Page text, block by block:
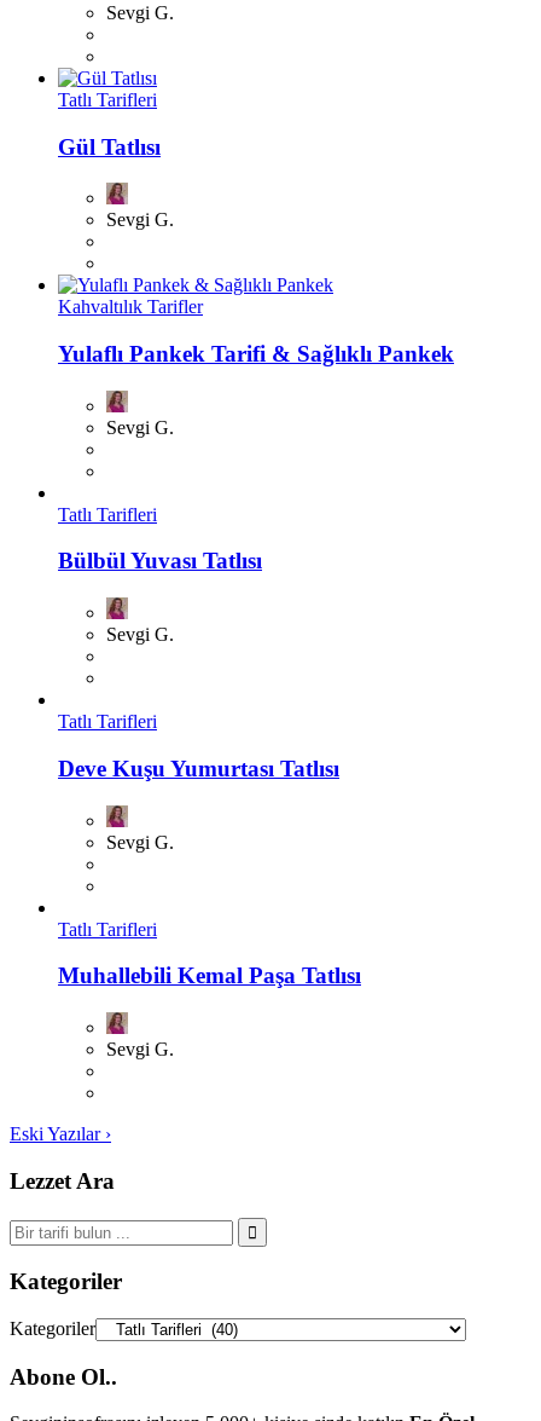
Sevgi G.
Tatlı Tarifleri
Gül Tatlısı
Sevgi G.
Kahvaltılık Tarifler
Yulaflı Pankek Tarifi & Sağlıklı Pankek
Sevgi G.
Tatlı Tarifleri
Bülbül Yuvası Tatlısı
Sevgi G.
Tatlı Tarifleri
Deve Kuşu Yumurtası Tatlısı
Sevgi G.
Tatlı Tarifleri
Muhallebili Kemal Paşa Tatlısı
Sevgi G.
Eski Yazılar ›
Lezzet Ara
Kategoriler
Kategoriler
Abone Ol..